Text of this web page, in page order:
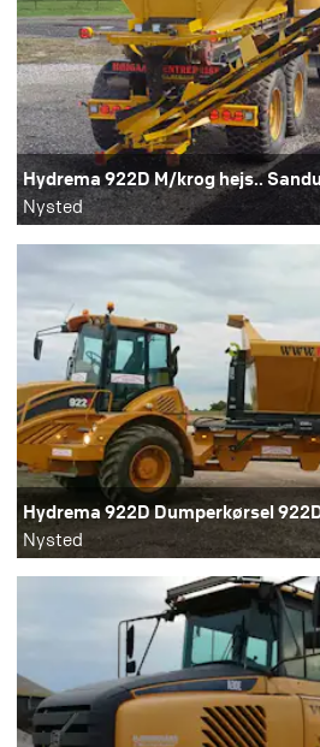
Hydrema 922D M/krog hejs..
Nysted
Hydrema 922D Dumperkørsel
Nysted